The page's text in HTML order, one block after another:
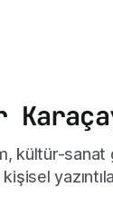
kültür-sanat